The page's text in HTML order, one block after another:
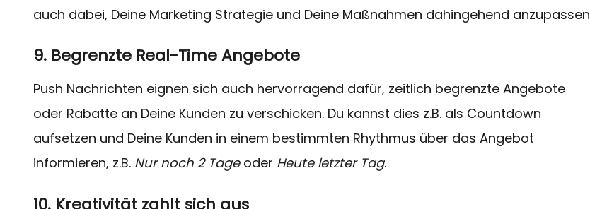
auch dabei, Deine Marketing Strategie und Deine Maßnahmen dahingehend anzupassen
9. Begrenzte Real-Time Angebote
Push Nachrichten eignen sich auch hervorragend dafür, zeitlich begrenzte Angebote
oder Rabatte an Deine Kunden zu verschicken. Du kannst dies z.B. als Countdown
aufsetzen und Deine Kunden in einem bestimmten Rhythmus über das Angebot
informieren, z.B. Nur noch 2 Tageoder Heute letzter Tag.
10. Kreativität zahlt sich aus